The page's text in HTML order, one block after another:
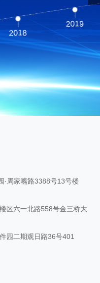
2018
2019
周家嘴路3388号13号楼
区六一北路558号金三桥大
园二期观日路36号401